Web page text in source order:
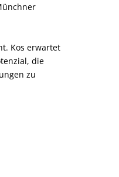
Kos erwartet
die
zu